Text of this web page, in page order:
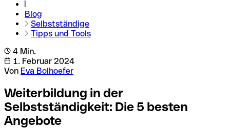
Blog
Selbstständige
Tipps und Tools
4 Min.
1. Februar 2024
Von Eva Bolhoefer
Weiterbildung in der
Selbstständigkeit: Die 5 besten
Angebote